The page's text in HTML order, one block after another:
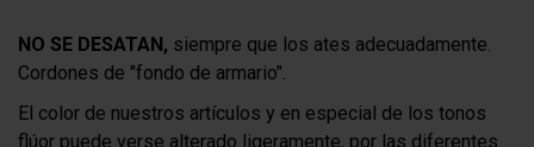
NO SE DESATAN, siempre que los ates adecuadamente.
Cordones de "fondo de armario".
El color de nuestros artículos y en especial de los tonos
flúor puede verse alterado ligeramente, por las diferentes